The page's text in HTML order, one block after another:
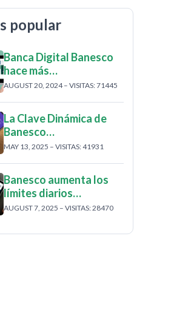
popular
Banca Digital Banesco
hace más…
AUGUST 20, 2024 – VISITAS: 71445
La Clave Dinámica de
Banesco…
MAY 13, 2025 – VISITAS: 41931
Banesco aumenta los
límites diarios…
AUGUST 7, 2025 – VISITAS: 28470